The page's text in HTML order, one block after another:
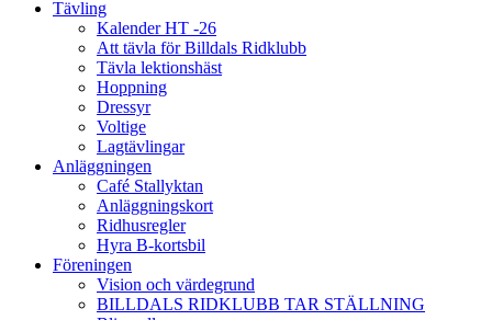
Tävling
Kalender HT -26
Att tävla för Billdals Ridklubb
Tävla lektionshäst
Hoppning
Dressyr
Voltige
Lagtävlingar
Anläggningen
Café Stallyktan
Anläggningskort
Ridhusregler
Hyra B-kortsbil
Föreningen
Vision och värdegrund
BILLDALS RIDKLUBB TAR STÄLLNING